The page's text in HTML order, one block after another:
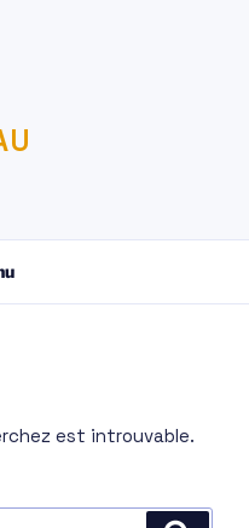
est introuvable.